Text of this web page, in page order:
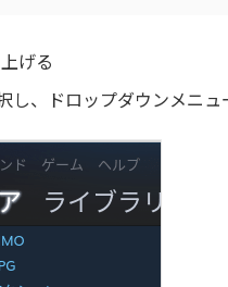
げる
し、ドロップダウンメニ